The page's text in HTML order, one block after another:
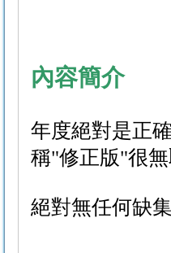
內容簡介
年度絕對是正
稱"修正版"很
絕對無任何缺